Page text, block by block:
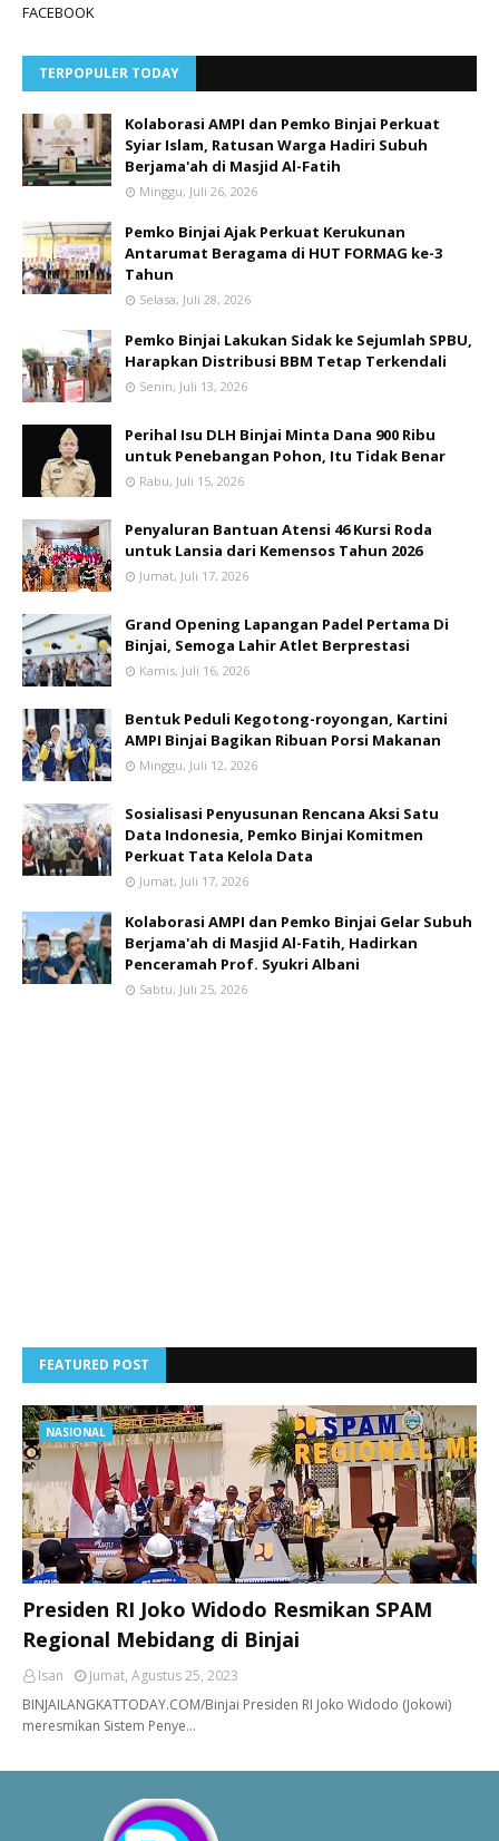
FACEBOOK
TERPOPULER TODAY
Kolaborasi AMPI dan Pemko Binjai Perkuat
Syiar Islam, Ratusan Warga Hadiri Subuh
Berjama'ah di Masjid Al-Fatih
Minggu, Juli 26, 2026
Pemko Binjai Ajak Perkuat Kerukunan
Antarumat Beragama di HUT FORMAG ke-3
Tahun
Selasa, Juli 28, 2026
Pemko Binjai Lakukan Sidak ke Sejumlah SPBU,
Harapkan Distribusi BBM Tetap Terkendali
Senin, Juli 13, 2026
Perihal Isu DLH Binjai Minta Dana 900 Ribu
untuk Penebangan Pohon, Itu Tidak Benar
Rabu, Juli 15, 2026
Penyaluran Bantuan Atensi 46 Kursi Roda
untuk Lansia dari Kemensos Tahun 2026
Jumat, Juli 17, 2026
Grand Opening Lapangan Padel Pertama Di
Binjai, Semoga Lahir Atlet Berprestasi
Kamis, Juli 16, 2026
Bentuk Peduli Kegotong-royongan, Kartini
AMPI Binjai Bagikan Ribuan Porsi Makanan
Minggu, Juli 12, 2026
Sosialisasi Penyusunan Rencana Aksi Satu
Data Indonesia, Pemko Binjai Komitmen
Perkuat Tata Kelola Data
Jumat, Juli 17, 2026
Kolaborasi AMPI dan Pemko Binjai Gelar Subuh
Berjama'ah di Masjid Al-Fatih, Hadirkan
Penceramah Prof. Syukri Albani
Sabtu, Juli 25, 2026
FEATURED POST
NASIONAL
Presiden RI Joko Widodo Resmikan SPAM
Regional Mebidang di Binjai
Isan
Jumat, Agustus 25, 2023
BINJAILANGKATTODAY.COM/Binjai Presiden RI Joko Widodo (Jokowi)
meresmikan Sistem Penye…